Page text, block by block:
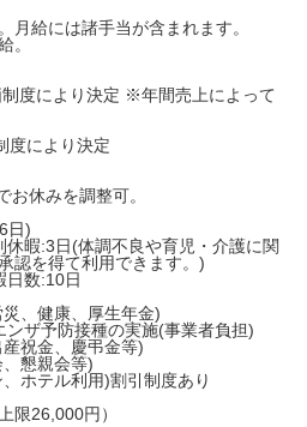
月給には諸手当が含まれます。
。
度により決定 ※年間売上によって
度により決定
休みを調整可。
日)
暇:3日(体調不良や育児・介護に関
認を得て利用できます。)
日数:10日
、健康、厚生年金)
ザ予防接種の実施(事業者負担)
祝金、慶弔金等)
懇親会等)
ホテル利用)割引制度あり
限26,000円）